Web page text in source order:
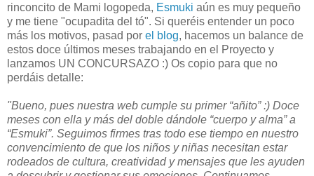
rinconcito de Mami logopeda, Esmuki aún es muy pequeño
y me tiene "ocupadita del tó". Si queréis entender un poco
más los motivos, pasad por el blog, hacemos un balance de
estos doce últimos meses trabajando en el Proyecto y
lanzamos UN CONCURSAZO :) Os copio para que no
perdáis detalle:
"Bueno, pues nuestra web cumple su primer “añito” :) Doce
meses con ella y más del doble dándole “cuerpo y alma” a
“Esmuki”. Seguimos firmes tras todo ese tiempo en nuestro
convencimiento de que los niños y niñas necesitan estar
rodeados de cultura, creatividad y mensajes que les ayuden